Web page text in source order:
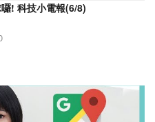
! 科技小電報(6/8)